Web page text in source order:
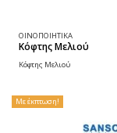
ΟΙΝΟΠΟΙΗΤΙΚΑ
Κόφτης Μελιού
Κόφτης Μελιού
Με έκπτωση!